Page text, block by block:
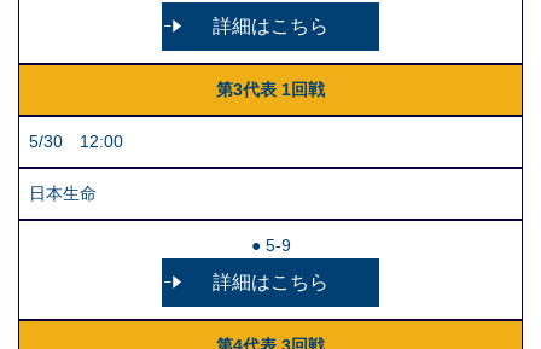
詳細はこちら
第3代表 1回戦
5/30 12:00
日本生命
● 5-9
詳細はこちら